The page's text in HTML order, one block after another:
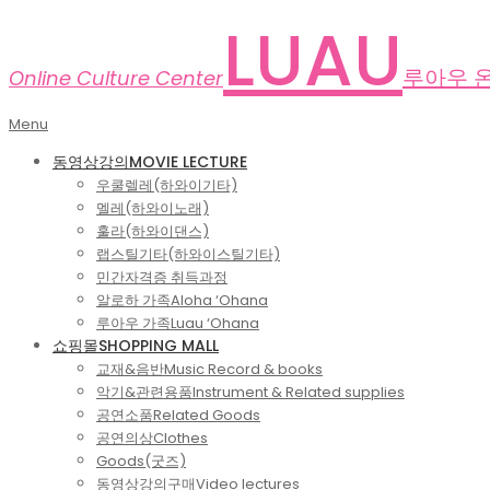
Online Culture Center LUAU 루아우
Primary
Menu
Menu
동영상강의MOVIE LECTURE
우쿨렐레(하와이기타)
멜레(하와이노래)
훌라(하와이댄스)
랩스틸기타(하와이스틸기타)
민간자격증 취득과정
알로하 가족Aloha ‘Ohana
루아우 가족Luau ‘Ohana
쇼핑몰SHOPPING MALL
교재&음반Music Record & books
악기&관련용품Instrument & Related supplies
공연소품Related Goods
공연의상Clothes
Goods(굿즈)
동영상강의구매Video lectures